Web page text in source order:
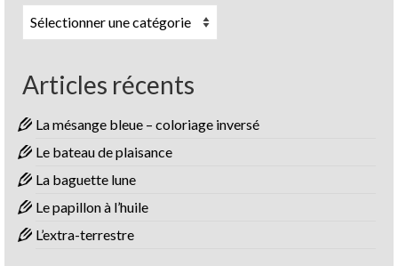
Catégories
Articles récents
La mésange bleue – coloriage inversé
Le bateau de plaisance
La baguette lune
Le papillon à l’huile
L’extra-terrestre